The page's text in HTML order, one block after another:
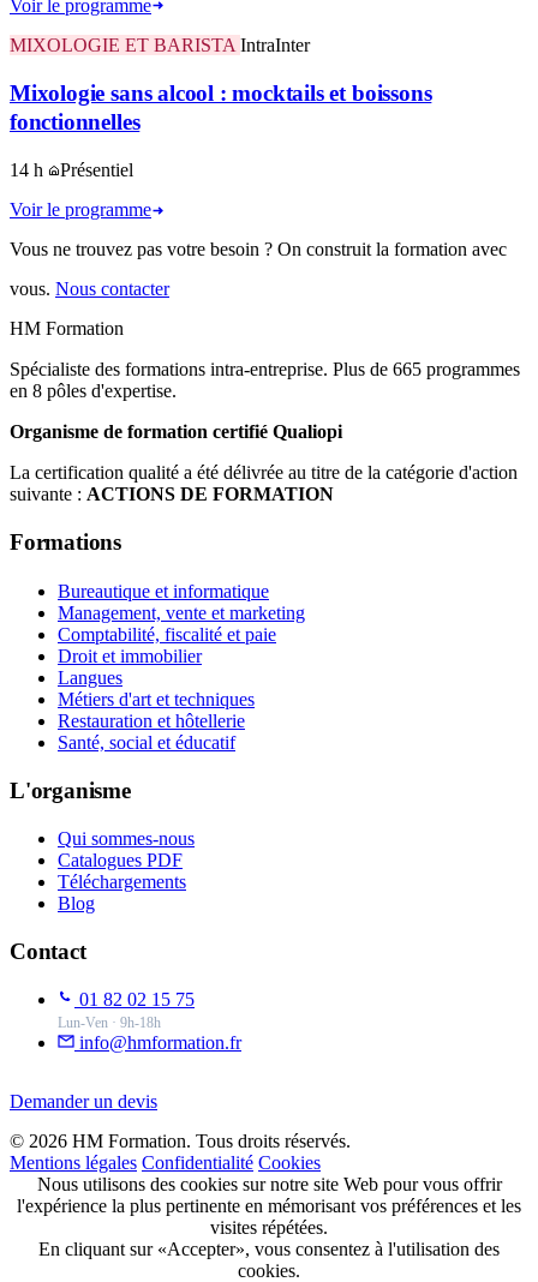
Voir le programme
MIXOLOGIE ET BARISTA IntraInter
Mixologie sans alcool : mocktails et boissons
fonctionnelles
14 h
Présentiel
Voir le programme
Vous ne trouvez pas votre besoin ? On construit la formation avec
vous. Nous contacter
HM Formation
Spécialiste des formations intra-entreprise. Plus de 665 programmes
en 8 pôles d'expertise.
Organisme de formation certifié Qualiopi
La certification qualité a été délivrée au titre de la catégorie d'action
suivante : ACTIONS DE FORMATION
Formations
Bureautique et informatique
Management, vente et marketing
Comptabilité, fiscalité et paie
Droit et immobilier
Langues
Métiers d'art et techniques
Restauration et hôtellerie
Santé, social et éducatif
L'organisme
Qui sommes-nous
Catalogues PDF
Téléchargements
Blog
Contact
01 82 02 15 75
Lun-Ven · 9h-18h
info@hmformation.fr
Demander un devis
© 2026 HM Formation. Tous droits réservés.
Mentions légales Confidentialité Cookies
Nous utilisons des cookies sur notre site Web pour vous offrir
l'expérience la plus pertinente en mémorisant vos préférences et les
visites répétées.
En cliquant sur «Accepter», vous consentez à l'utilisation des
cookies.